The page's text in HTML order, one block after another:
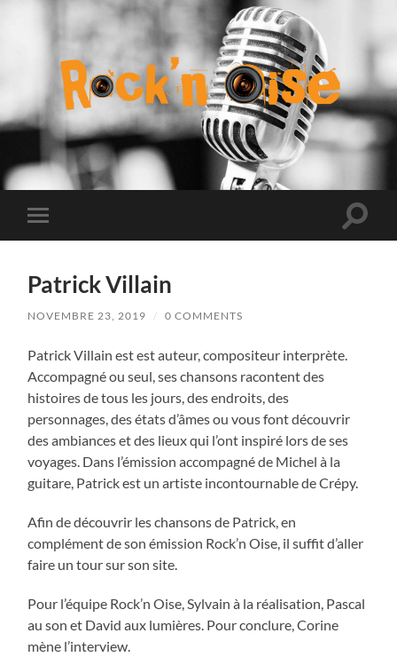
Rock
Oise
mobile
Toggle
Patrick Villain
NOVEMBRE 23, 2019 / 0 COMMENTS
Patrick Villain est est auteur, compositeur interprète.
Accompagné ou seul, ses chansons racontent des
histoires de tous les jours, des endroits, des
personnages, des états d’âmes ou vous font découvrir
des ambiances et des lieux qui l’ont inspiré lors de ses
voyages. Dans l’émission accompagné de Michel à la
guitare, Patrick est un artiste incontournable de Crépy.
Afin de découvrir les chansons de Patrick, en
complément de son émission Rock’n Oise, il suffit d’aller
faire un tour sur son site.
Pour l’équipe Rock’n Oise, Sylvain à la réalisation, Pascal
au son et David aux lumières. Pour conclure, Corine
mène l’interview.